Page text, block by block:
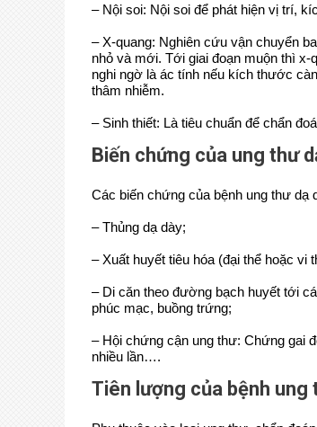
– Nội soi: Nội soi để phát hiện vị trí,
– X-quang: Nghiên cứu vận chuyển
nhỏ và mới. Tới giai đoạn muộn thì x-
nghi ngờ là ác tính nếu kích thước
thâm nhiễm.
– Sinh thiết: Là tiêu chuẩn để chẩn
Biến chứng của ung thư
Các biến chứng của bệnh ung thư dạ
– Thủng dạ dày;
– Xuất huyết tiêu hóa (đại thể hoặc vi
– Di căn theo đường bạch huyết tới
phúc mạc, buồng trứng;
– Hội chứng cận ung thư: Chứng gai
nhiều lần….
Tiên lượng của bệnh ung